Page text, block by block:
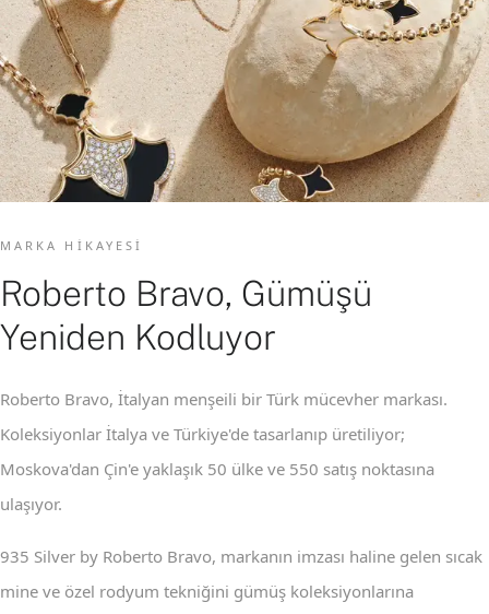
MARKA HIKAYESI
Roberto Bravo, Gümüşü
Yeniden Kodluyor
Roberto Bravo, İtalyan menşeili bir Türk mücevher markası.
Koleksiyonlar İtalya ve Türkiye'de tasarlanıp üretiliyor;
Moskova'dan Çin'e yaklaşık 50 ülke ve 550 satış noktasına
ulaşıyor.
935 Silver by Roberto Bravo, markanın imzası haline gelen sıcak
mine ve özel rodyum tekniğini gümüş koleksiyonlarına